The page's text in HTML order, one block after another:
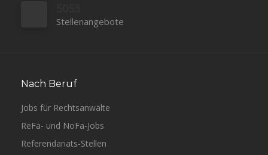
Stellenangebote
Nach Beruf
Jobs für Rechtsanwälte
ReFa- und NoFa-Jobs
Referendariats-Stellen